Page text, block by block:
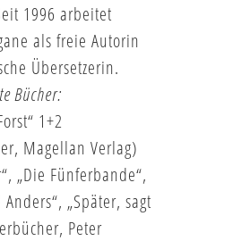
1996 arbeitet
als freie Autorin
Übersetzerin.
Bücher:
1+2
Magellan Verlag)
„Die Fünferbande“,
„Später, sagt
Peter